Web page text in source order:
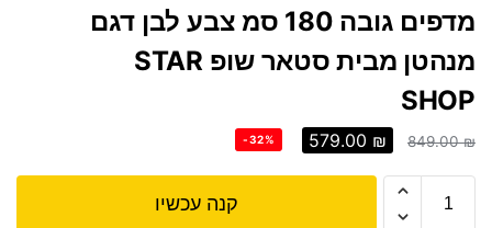
מדפים גובה 180 סמ צבע לבן דגם
מנהטן מבית סטאר שופ STAR
SHOP
849.00₪
579.00 ₪
-32%
קנה עכשיו